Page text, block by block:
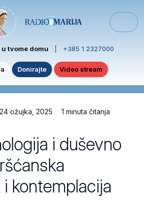
tvome domu +385 1 2327000
Donirajte Video stream
24 ožujka, 2025 1 minuta čitanja
i duševno
kontemplacija